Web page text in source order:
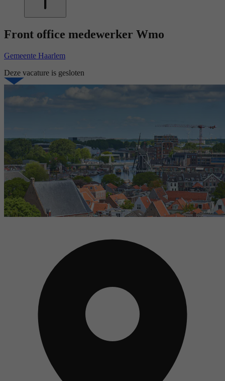
Front office medewerker Wmo
Gemeente Haarlem
Deze vacature is gesloten